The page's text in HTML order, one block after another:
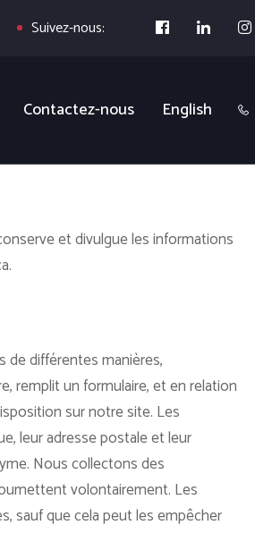
Suivez-nous:
Contactez-nous English
et divulgue les informations
de différentes manières,
remplit un formulaire, et en relation
sur notre site. Les
leur adresse postale et leur
Nous collectons des
volontairement. Les
sauf que cela peut les empêcher